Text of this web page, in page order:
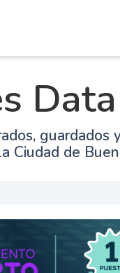
Data
guardados
Ciudad de